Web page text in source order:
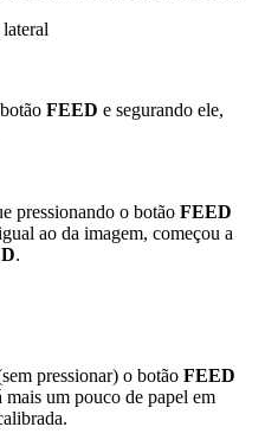
FEED e segurando ele,
pressionando o botão FEED
ao da imagem, começou a
.
pressionar) o botão FEED
mais um pouco de papel em